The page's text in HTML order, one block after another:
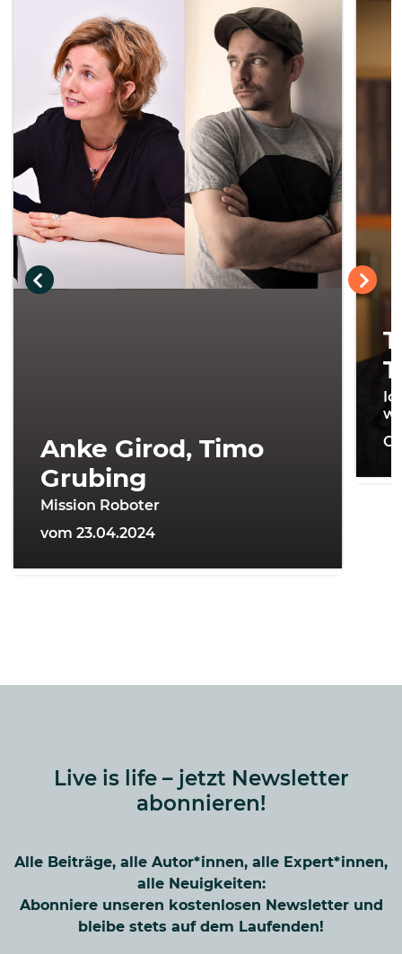
Anke Girod, Timo
Grubing
Mission Roboter
vom 23.04.2024
Live is life – jetzt Newsletter
abonnieren!
Alle Beiträge, alle Autor*innen, alle Expert*innen,
alle Neuigkeiten:
Abonniere unseren kostenlosen Newsletter und
bleibe stets auf dem Laufenden!